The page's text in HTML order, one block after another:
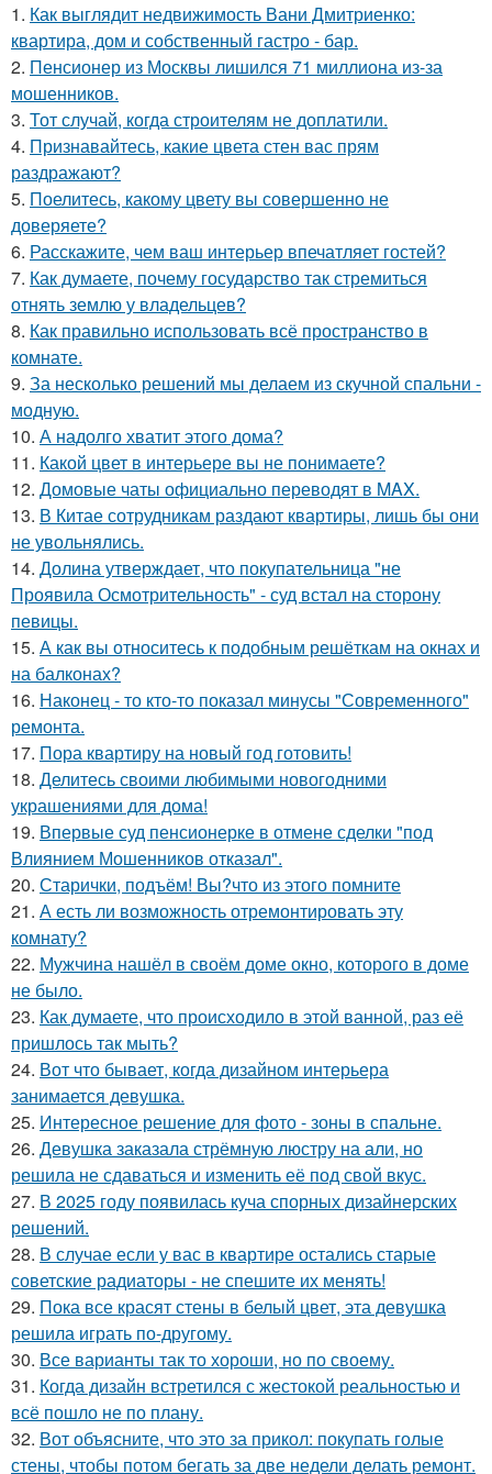
1. Как выглядит недвижимость Вани Дмитриенко:
квартира, дом и собственный гастро - бар.
2. Пенсионер из Москвы лишился 71 миллиона из-за
мошенников.
3. Тот случай, когда строителям не доплатили.
4. Признавайтесь, какие цвета стен вас прям
раздражают?
5. Поелитесь, какому цвету вы совершенно не
доверяете?
6. Расскажите, чем ваш интерьер впечатляет гостей?
7. Как думаете, почему государство так стремиться
отнять землю у владельцев?
8. Как правильно использовать всё пространство в
комнате.
9. За несколько решений мы делаем из скучной спальни -
модную.
10. А надолго хватит этого дома?
11. Какой цвет в интерьере вы не понимаете?
12. Домовые чаты официально переводят в MAX.
13. В Китае сотрудникам раздают квартиры, лишь бы они
не увольнялись.
14. Долина утверждает, что покупательница "не
Проявила Осмотрительность" - суд встал на сторону
певицы.
15. А как вы относитесь к подобным решёткам на окнах и
на балконах?
16. Наконец - то кто-то показал минусы "Современного"
ремонта.
17. Пора квартиру на новый год готовить!
18. Делитесь своими любимыми новогодними
украшениями для дома!
19. Впервые суд пенсионерке в отмене сделки "под
Влиянием Мошенников отказал".
20. Старички, подъём! Вы?что из этого помните
21. А есть ли возможность отремонтировать эту
комнату?
22. Мужчина нашёл в своём доме окно, которого в доме
не было.
23. Как думаете, что происходило в этой ванной, раз её
пришлось так мыть?
24. Вот что бывает, когда дизайном интерьера
занимается девушка.
25. Интересное решение для фото - зоны в спальне.
26. Девушка заказала стрёмную люстру на али, но
решила не сдаваться и изменить её под свой вкус.
27. В 2025 году появилась куча спорных дизайнерских
решений.
28. В случае если у вас в квартире остались старые
советские радиаторы - не спешите их менять!
29. Пока все красят стены в белый цвет, эта девушка
решила играть по-другому.
30. Все варианты так то хороши, но по своему.
31. Когда дизайн встретился с жестокой реальностью и
всё пошло не по плану.
32. Вот объясните, что это за прикол: покупать голые
стены, чтобы потом бегать за две недели делать ремонт.